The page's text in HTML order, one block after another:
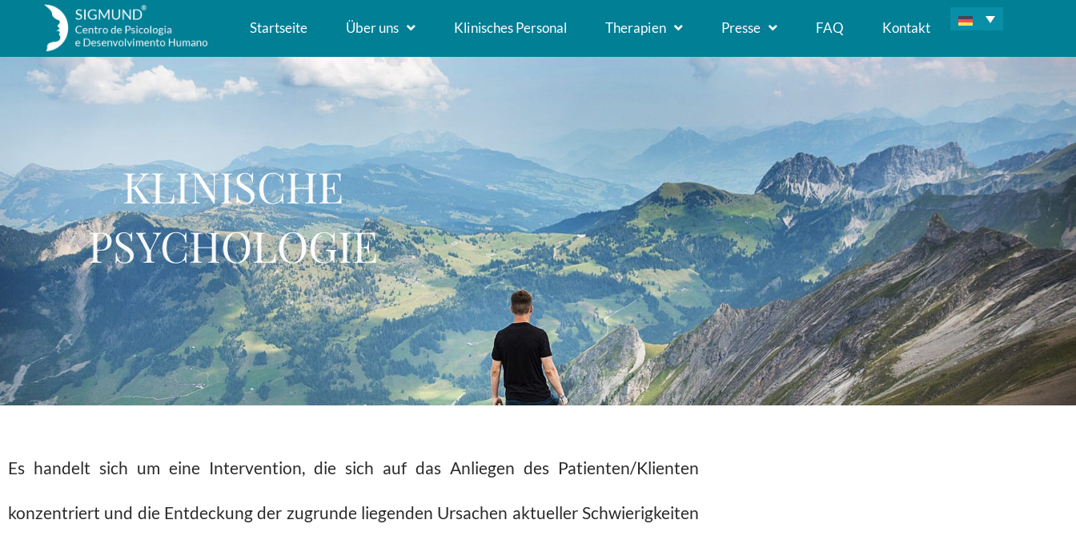
Startseite Über uns Klinisches Personal Therapien Presse FAQ Kontakt
KLINISCHE
PSYCHOLOGIE
Es handelt sich um eine Intervention, die sich auf das Anliegen des Patienten/Klienten
konzentriert und die Entdeckung der zugrunde liegenden Ursachen aktueller Schwierigkeiten